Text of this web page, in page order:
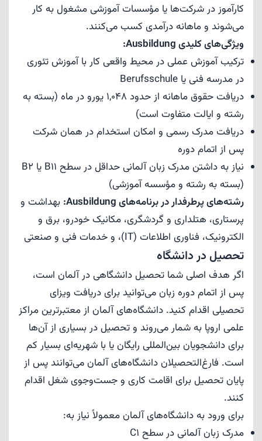
کارآموز در شرکت‌ها یا مؤسسات آموزشی مشغول به کار
می‌شوند و ماهانه درآمدی کسب می‌کنند.
ویژگی‌های کلیدی Ausbildung:
ترکیب آموزش عملی در محیط واقعی کار با آموزش تئوری
در مدرسه فنی یا Berufsschule
دریافت حقوق ماهانه از حدود 1,048 یورو در ماه (بسته به
رشته و ایالت متفاوت است)
دریافت مدرک رسمی و امکان استخدام در همان شرکت
پس از اتمام دوره
نیاز به داشتن مدرک زبان آلمانی حداقل در سطح B11 یا B2
(بسته به رشته و مؤسسه آموزشی)
رشته‌های پرطرفدار در برنامه‌های Ausbildung:
بهداشت و
پرستاری، هتلداری و گردشگری، مکانیک خودرو، برق و
الکترونیک، فناوری اطلاعات (IT)، و خدمات فنی و صنعتی
تحصیل در دانشگاه
اگر هدف اصلی شما تحصیل دانشگاهی در آلمان است،
پس از اتمام دوره زبان می‌توانید برای دریافت ویزای
تحصیلی اقدام کنید. دانشگاه‌های آلمان از معتبرترین مراکز
علمی اروپا به شمار می‌روند و تحصیل در بسیاری از آن‌ها
برای دانشجویان بین‌المللی رایگان یا با شهریه‌ای بسیار کم
است. فارغ‌التحصیلان دانشگاه‌های آلمان می‌توانند پس از
پایان تحصیل برای اقامت کاری و جست‌وجوی شغل اقدام
کنند.
برای ورود به دانشگاه‌های آلمان معمولاً نیاز به:
مدرک زبان آلمانی در سطح C1